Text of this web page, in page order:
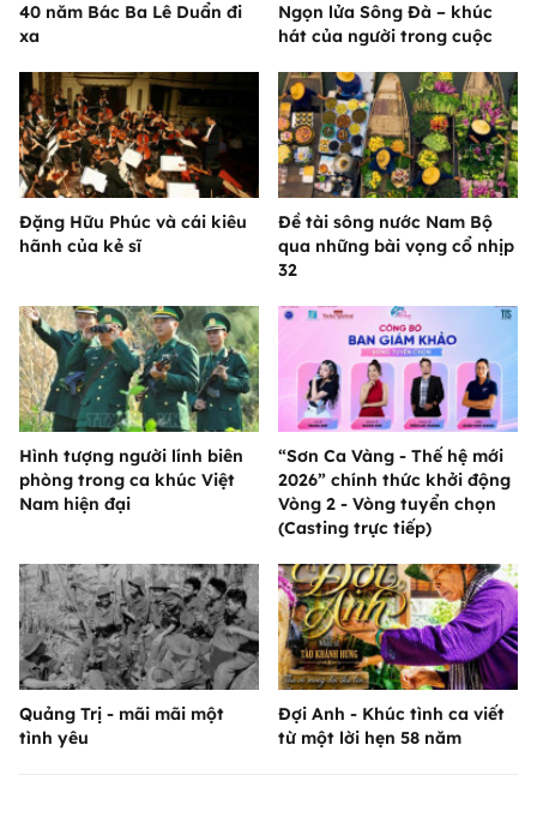
40 năm Bác Ba Lê Duẩn đi
xa
Ngọn lửa Sông Đà – khúc
hát của người trong cuộc
Đặng Hữu Phúc và cái kiêu
hãnh của kẻ sĩ
Đề tài sông nước Nam Bộ
qua những bài vọng cổ nhịp
32
Hình tượng người lính biên
phòng trong ca khúc Việt
Nam hiện đại
“Sơn Ca Vàng - Thế hệ mới
2026” chính thức khởi động
Vòng 2 - Vòng tuyển chọn
(Casting trực tiếp)
Quảng Trị - mãi mãi một
tình yêu
Đợi Anh - Khúc tình ca viết
từ một lời hẹn 58 năm